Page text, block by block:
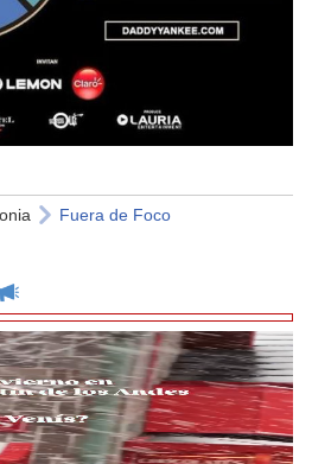
Fuera de Foco